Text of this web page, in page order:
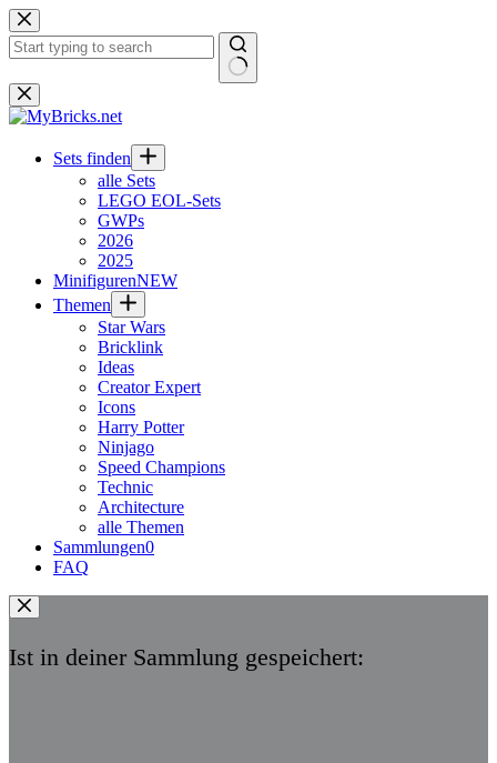
Zum
Inhalt
springen
Keine
Ergebnisse
Sets finden
alle Sets
LEGO EOL-Sets
GWPs
2026
2025
MinifigurenNEW
Themen
Star Wars
Bricklink
Ideas
Creator Expert
Icons
Harry Potter
Ninjago
Speed Champions
Technic
Architecture
alle Themen
Sammlungen0
FAQ
Ist in deiner Sammlung gespeichert: